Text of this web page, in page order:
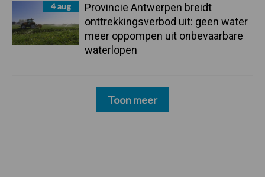
4 aug
Provincie Antwerpen breidt
onttrekkingsverbod uit: geen water
meer oppompen uit onbevaarbare
waterlopen
Toon meer